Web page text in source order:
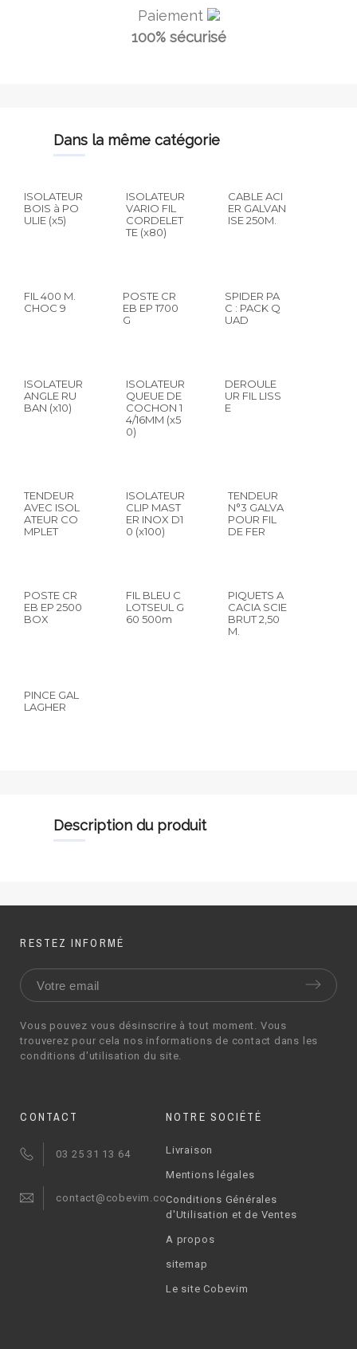
Paiement
100% sécurisé
dans la même catégorie
ISOLATEUR
BOIS à PO
ULIE (x5)
ISOLATEUR
VARIO FIL
CORDELET
TE (x80)
CABLE ACI
ER GALVAN
ISE 250M.
FIL 400 M.
CHOC 9
POSTE CR
EB EP 1700
G
SPIDER PA
C : PACK Q
UAD
ISOLATEUR
ANGLE RU
BAN (x10)
ISOLATEUR
QUEUE DE
COCHON 1
4/16MM (x5
0)
DEROULE
UR FIL LISS
E
TENDEUR
AVEC ISOL
ATEUR CO
MPLET
ISOLATEUR
CLIP MAST
ER INOX D1
0 (x100)
TENDEUR
N°3 GALVA
POUR FIL
DE FER
POSTE CR
EB EP 2500
BOX
FIL BLEU C
LOTSEUL G
60 500m
PIQUETS A
CACIA SCIE
BRUT 2,50
M.
PINCE GAL
LAGHER
description du produit
RESTEZ INFORMÉ
Vous pouvez vous désinscrire à tout moment. Vous
trouverez pour cela nos informations de contact dans les
conditions d'utilisation du site.
CONTACT
03 25 31 13 64
contact@cobevim.com
NOTRE SOCIÉTÉ
Livraison
Mentions légales
Conditions Générales
d'Utilisation et de Ventes
A propos
sitemap
Le site Cobevim